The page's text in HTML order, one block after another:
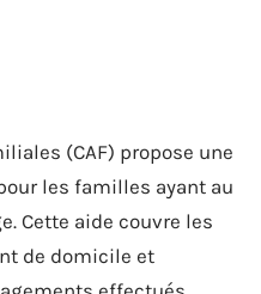
(CAF) propose une
les familles ayant au
Cette aide couvre les
de domicile et